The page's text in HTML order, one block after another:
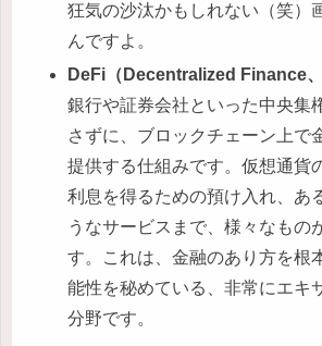
狂気の沙汰かもしれない（笑）
んですよ。
DeFi（Decentralized Finance、
銀行や証券会社といった中央集
さずに、ブロックチェーン上で
提供する仕組みです。仮想通貨
利息を得るための預け入れ、あ
うなサービスまで、様々なもの
す。これは、金融のあり方を根
能性を秘めている、非常にエキ
分野です。